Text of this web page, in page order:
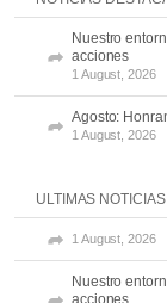
Nuestro
acciones
1 August, 2026
Agosto:
1 August, 2026
ULTIMAS NOTICIAS
1 August, 2026
Nuestro
acciones